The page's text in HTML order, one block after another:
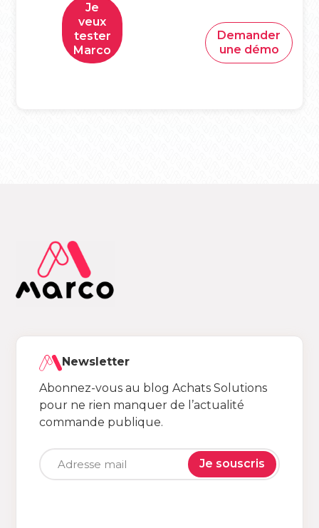
Je
veux
tester
Marco
Demander
une démo
Newsletter
Abonnez-vous au blog Achats Solutions
pour ne rien manquer de l’actualité
commande publique.
Je souscris